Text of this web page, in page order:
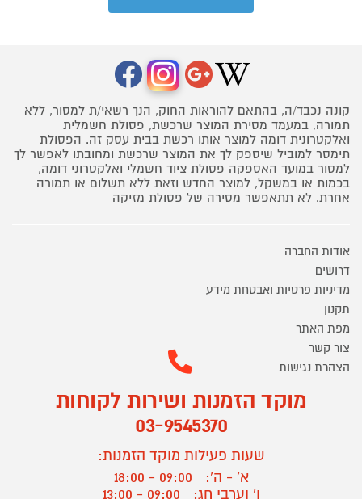
קונה נכבד/ה, בהתאם להוראות החוק, הנך רשאי/ת למסור, ללא
תמורה, במעמד מסירת המוצר שרכשת, פסולת חשמלית
ואלקטרונית דומה למוצר אותו רכשת בבית עסק זה. הפסולת
תימסר למוביל שיספק לך את המוצר שרכשת ומחובתו לאפשר לך
למסור במועד האספקה פסולת ציוד חשמלי ואלקטרוני דומה,
בכמות או במשקל, למוצר החדש וזאת ללא תשלום או תמורה
אחרת. לא תתאפשר מסירה של פסולת מזיקה
אודות החברה
דרושים
מדיניות פרטיות ואבטחת מידע
תקנון
מפת האתר
צור קשר
הצהרת נגישות
מוקד הזמנות ושירות לקוחות
03-9545370
שעות פעילות מוקד הזמנות:
א' - ה':
09:00 - 18:00
ו' וערבי חג:
09:00 - 13:00